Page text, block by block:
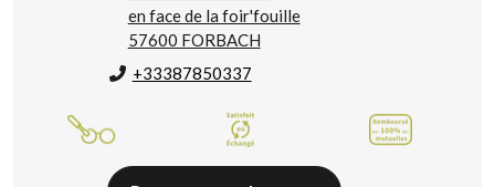
en face de la foir'fouille
57600 FORBACH
+33387850337